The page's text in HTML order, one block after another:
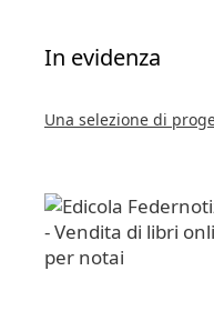
In evidenza
Una selezione di